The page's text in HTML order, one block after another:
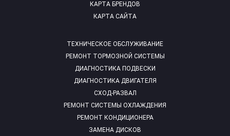
ТЕХНИЧЕСКОЕ ОБСЛУЖИВАНИЕ
РЕМОНТ ТОРМОЗНОЙ СИСТЕМЫ
ДИАГНОСТИКА ПОДВЕСКИ
ДИАГНОСТИКА ДВИГАТЕЛЯ
СХОД-РАЗВАЛ
РЕМОНТ СИСТЕМЫ ОХЛАЖДЕНИЯ
РЕМОНТ КОНДИЦИОНЕРА
ЗАМЕНА ДИСКОВ
КАРТА БРЕНДОВ
КАРТА САЙТА